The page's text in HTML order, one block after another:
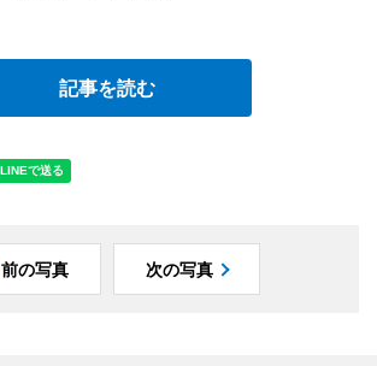
記事を読む
前の写真 次の写真